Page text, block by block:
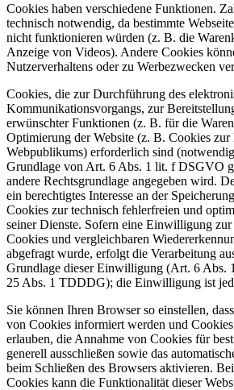
Cookies haben verschiedene Funktionen.
technisch notwendig, da bestimmte
nicht funktionieren würden (z. B. die
Anzeige von Videos). Andere Cookies
Nutzerverhaltens oder zu Werbezwecken
Cookies, die zur Durchführung des
Kommunikationsvorgangs, zur
erwünschter Funktionen (z. B. für die
Optimierung der Website (z. B. Cookies zur
Webpublikums) erforderlich sind
Grundlage von Art. 6 Abs. 1 lit. f DSGVO
andere Rechtsgrundlage angegeben wird.
ein berechtigtes Interesse an der
Cookies zur technisch fehlerfreien und
seiner Dienste. Sofern eine Einwilligung
Cookies und vergleichbaren
abgefragt wurde, erfolgt die Verarbeitung
Grundlage dieser Einwilligung (Art. 6 Abs.
25 Abs. 1 TDDDG); die Einwilligung ist
Sie können Ihren Browser so einstellen,
von Cookies informiert werden und
erlauben, die Annahme von Cookies für
generell ausschließen sowie das
beim Schließen des Browsers aktivieren.
Cookies kann die Funktionalität dieser